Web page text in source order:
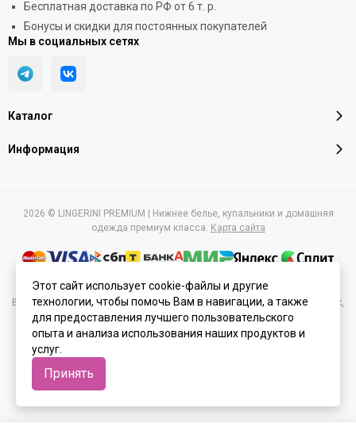
Каталог
Информация
Бесплатная доставка по РФ от 6 т. р.
Бонусы и скидки для постоянных покупателей
Мы в социальных сетях
2026 © LINGERINI PREMIUM | Нижнее белье, купальники и домашняя
одежда премиум класса. Карта сайта
Вся представленная на сайте информация, касающаяся характеристик,
стоимости товаров и услуг, носит информационный характер и ни при
каких условиях не является публичной офертой, определяемой
положениями Статьи 437(2) Гражданского кодекса РФ.
Этот сайт использует cookie-файлы и другие
технологии, чтобы помочь Вам в навигации, а также
для предоставления лучшего пользовательского
опыта и анализа использования наших продуктов и
услуг.
Принять